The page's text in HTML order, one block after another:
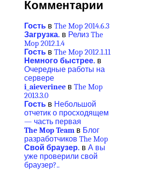
Комментарии
Гость в The Mop 2014.6.3
Загрузка. в Релиз The
Mop 2012.1.4
Гость в The Mop 2012.1.11
Немного быстрее. в
Очередные работы на
сервере
i_aieverinee в The Mop
2013.3.0
Гость в Небольшой
отчетик о просходящем
— часть первая
The Mop Team в Блог
разработчиков The Mop
Свой браузер. в А вы
уже проверили свой
браузер?..